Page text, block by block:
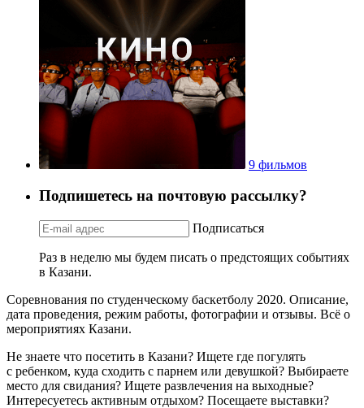
9 фильмов
Подпишетесь на почтовую рассылку?
Подписаться
Раз в неделю мы будем писать о предстоящих событиях
в Казани.
Соревнования по студенческому баскетболу 2020. Описание,
дата проведения, режим работы, фотографии и отзывы. Всё о
мероприятиях Казани.
Не знаете что посетить в Казани? Ищете где погулять
с ребенком, куда сходить с парнем или девушкой? Выбираете
место для свидания? Ищете развлечения на выходные?
Интересуетесь активным отдыхом? Посещаете выставки?